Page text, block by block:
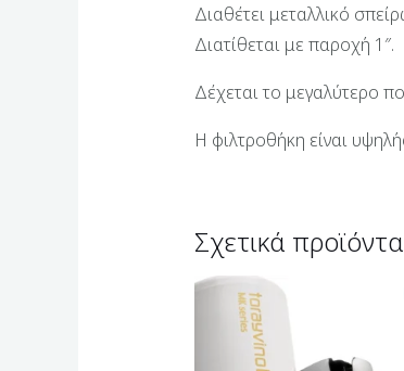
Διαθέτει μεταλλικό
Διατίθεται με παροχή 1″.
Δέχεται το μεγαλύτερο
Η φιλτροθήκη είναι
Σχετικά προϊόντα